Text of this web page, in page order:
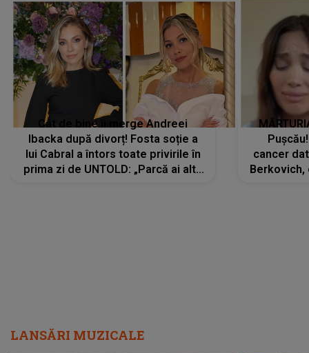
Cât de bine îi merge Andreei
Ibacka după divorț! Fosta soție a
lui Cabral a întors toate privirile în
prima zi de UNTOLD: „Parcă ai altă
cancer
Berkovich,
LANSĂRI MUZICALE